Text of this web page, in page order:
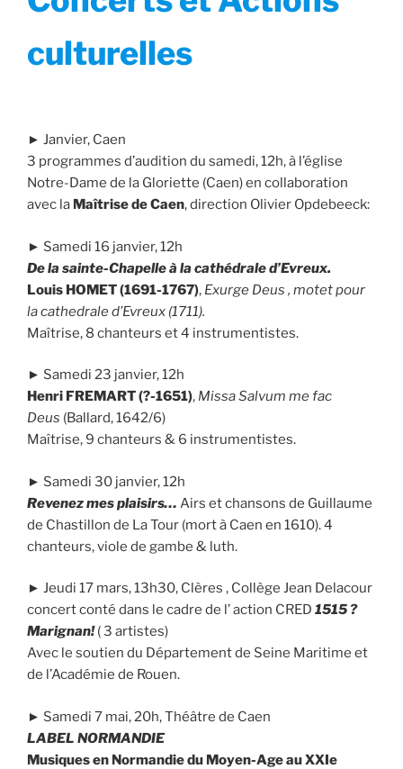
culturelles
► Janvier, Caen
3 programmes d’audition du samedi, 12h, à l’église
Notre-Dame de la Gloriette (Caen) en collaboration
avec la Maîtrise de Caen, direction Olivier Opdebeeck:
► Samedi 16 janvier, 12h
De la sainte-Chapelle à la cathédrale d’Evreux.
Louis HOMET (1691-1767), Exurge Deus , motet pour
la cathedrale d’Evreux (1711).
Maîtrise, 8 chanteurs et 4 instrumentistes.
► Samedi 23 janvier, 12h
Henri FREMART (?-1651), Missa Salvum me fac
Deus (Ballard, 1642/6)
Maîtrise, 9 chanteurs & 6 instrumentistes.
► Samedi 30 janvier, 12h
Revenez mes plaisirs… Airs et chansons de Guillaume
de Chastillon de La Tour (mort à Caen en 1610). 4
chanteurs, viole de gambe & luth.
► Jeudi 17 mars, 13h30, Clères , Collège Jean Delacour
concert conté dans le cadre de l’ action CRED 1515 ?
Marignan!( 3 artistes)
Avec le soutien du Département de Seine Maritime et
de l’Académie de Rouen.
► Samedi 7 mai, 20h, Théâtre de Caen
LABEL NORMANDIE
Musiques en Normandie du Moyen-Age au XXIe